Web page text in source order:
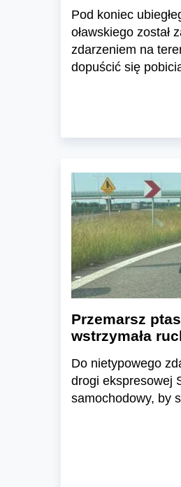
Pod koniec
oławskiego został
zdarzeniem na
dopuścić się
Przemarsz
wstrzymała
Do nietypowego
drogi ekspresowej
samochodowy, by